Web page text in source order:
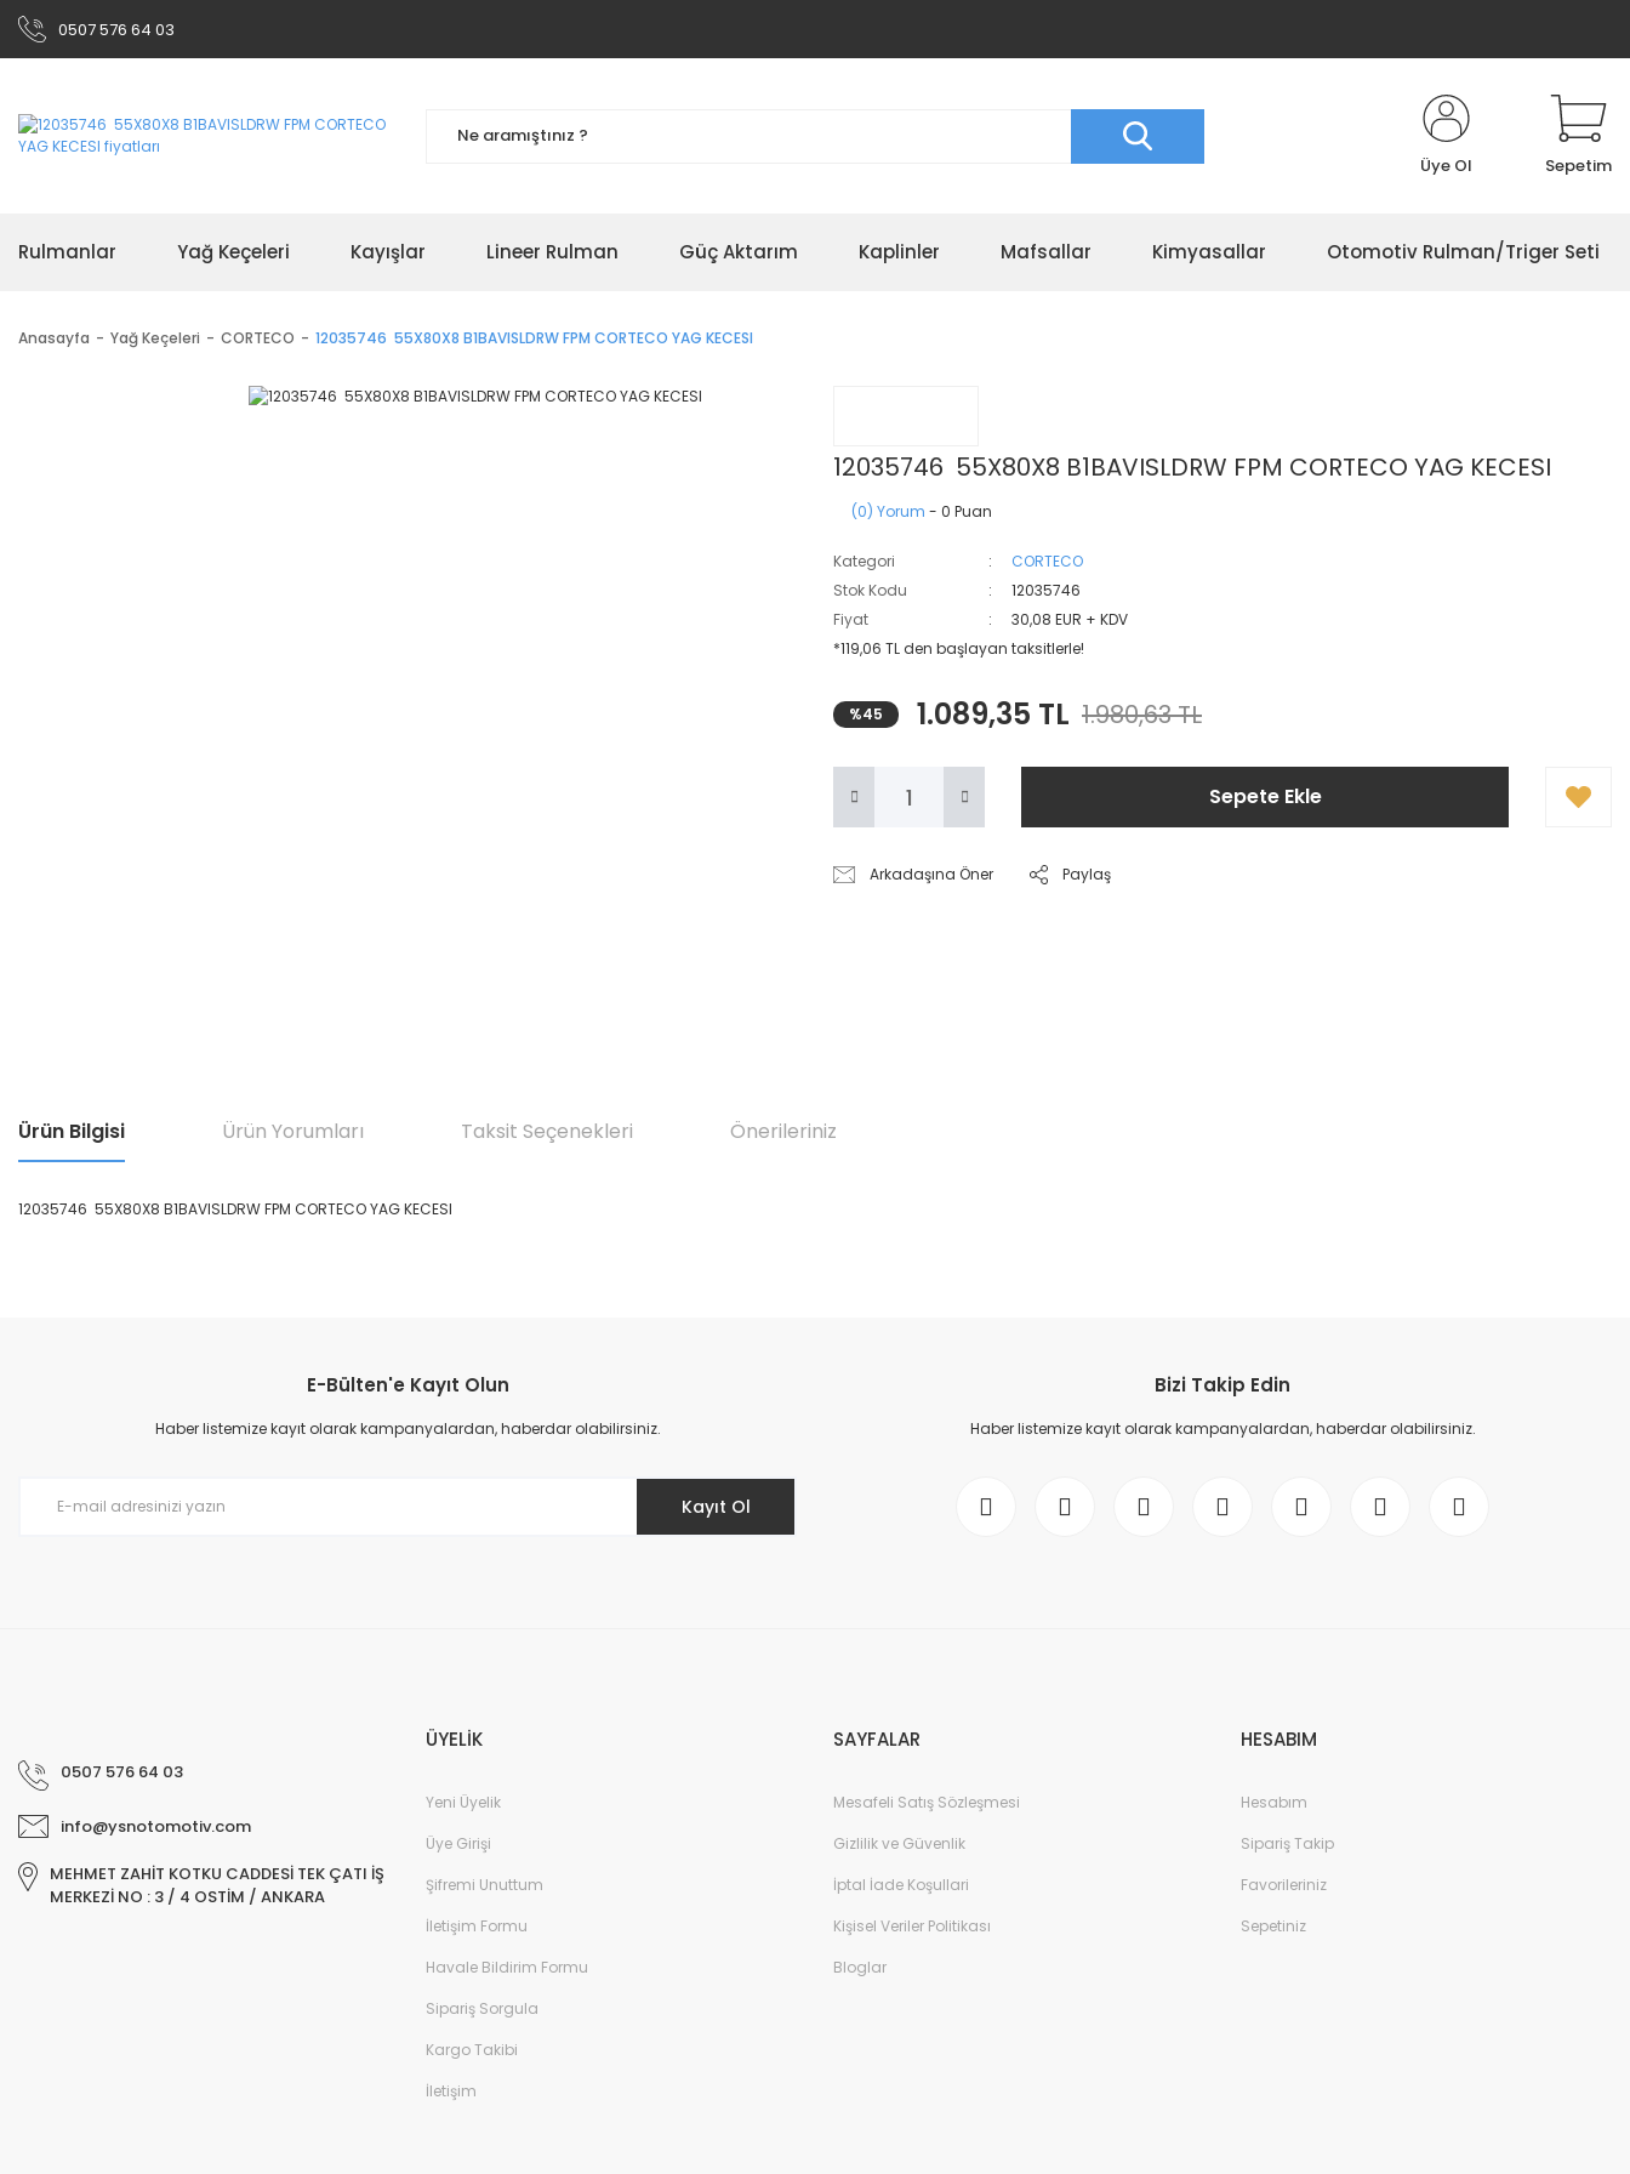
0507 576 64 03
Üye Ol Sepetim
Rulmanlar Yağ Keçeleri Kayışlar Lineer Rulman Güç Aktarım Kaplinler Mafsallar Kimyasallar Otomotiv Rulman/Triger Seti
Anasayfa Yağ Keçeleri CORTECO 12035746 55X80X8 B1BAVISLDRW FPM CORTECO YAG KECESI
12035746 55X80X8 B1BAVISLDRW FPM CORTECO YAG KECESI
(0) Yorum - 0 Puan
Kategori
CORTECO
Stok Kodu
12035746
Fiyat
30,08 EUR + KDV
*119,06 TL den başlayan taksitlerle!
%45 1.089,35 TL 1.980,63 TL
Sepete Ekle
Arkadaşına Öner Paylaş
Ürün Bilgisi Ürün Yorumları Taksit Seçenekleri Önerileriniz
12035746 55X80X8 B1BAVISLDRW FPM CORTECO YAG KECESI
Ürün resmi kalitesiz, bozuk veya görüntülenemiyor.
Ürün açıklamasında eksik bilgiler bulunuyor.
E-Bülten'e Kayıt Olun
Haber listemize kayıt olarak kampanyalardan, haberdar olabilirsiniz.
Kayıt Ol
Bizi Takip Edin
Haber listemize kayıt olarak kampanyalardan, haberdar olabilirsiniz.
0507 576 64 03
info@ysnotomotiv.com
MEHMET ZAHİT KOTKU CADDESİ TEK ÇATI İŞ
MERKEZİ NO : 3 / 4 OSTİM / ANKARA
ÜYELİK
Yeni Üyelik
Üye Girişi
Şifremi Unuttum
İletişim Formu
Havale Bildirim Formu
Sipariş Sorgula
Kargo Takibi
İletişim
SAYFALAR
Mesafeli Satış Sözleşmesi
Gizlilik ve Güvenlik
İptal İade Koşullari
Kişisel Veriler Politikası
Bloglar
HESABIM
Hesabım
Sipariş Takip
Favorileriniz
Sepetiniz